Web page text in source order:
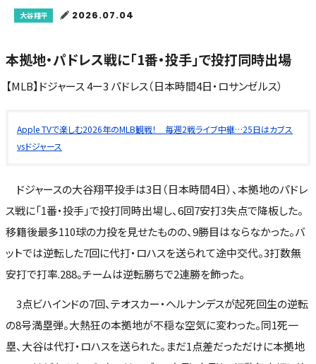
大谷翔平 2026.07.04
本拠地・パドレス戦に「1番・投手」で投打同時出場
【MLB】ドジャース 4ー3 パドレス（日本時間4日・ロサンゼルス）
Apple TVで楽しむ2026年のMLB観戦！ 毎週2戦ライブ中継…25日はカブス
vsドジャース
ドジャースの大谷翔平投手は3日（日本時間4日）、本拠地のパドレ
ス戦に「1番・投手」で投打同時出場し、6回7安打3失点で降板した。
移籍後最多110球の力投を見せたものの、9勝目はならなかった。バ
ットでは逆転した7回に代打・ロハスを送られて途中交代。3打数無
安打で打率.288。チームは逆転勝ちで2連勝を飾った。
3点ビハインドの7回、テオスカー・ヘルナンデスが起死回生の逆転
の8号満塁弾。大熱狂の本拠地が不穏な空気に変わった。同1死一
塁、大谷は代打・ロハスを送られた。まだ1点差だっただけに本拠地